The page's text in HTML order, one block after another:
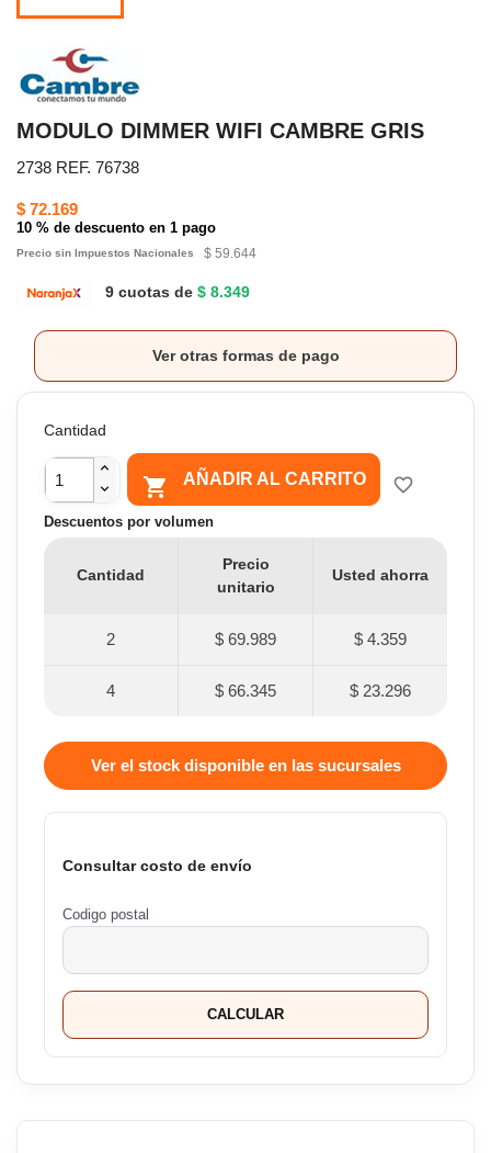
MODULO DIMMER WIFI CAMBRE GRIS
2738 REF. 76738
$ 72.169
10 % de descuento en 1 pago
Precio sin Impuestos Nacionales $ 59.644
9 cuotas de $ 8.349
Ver otras formas de pago
Cantidad
 AÑADIR AL CARRITO favorite_border
Descuentos por volumen
Cantidad
Precio
unitario
Usted ahorra
2 $ 69.989 $ 4.359
4 $ 66.345 $ 23.296
Ver el stock disponible en las sucursales
Consultar costo de envío
Codigo postal
CALCULAR